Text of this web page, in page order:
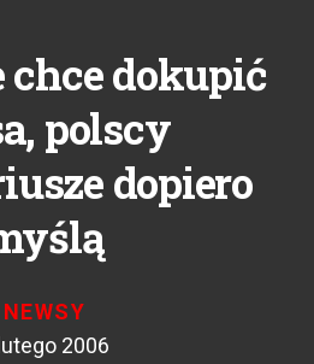
chce dokupić
polscy
dopiero
NEWSY
2006